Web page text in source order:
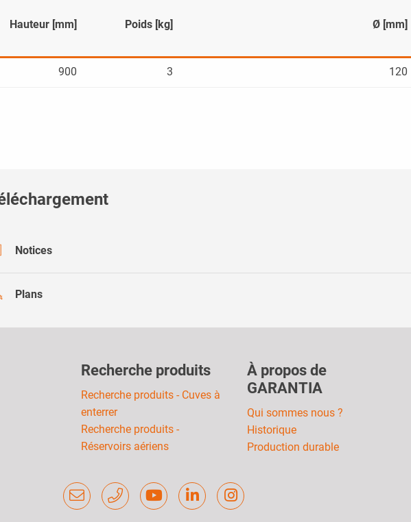
Hauteur [mm]
900
Poids [kg] Ø [mm]
3 120
Notices
Plans
Recherche produits
Recherche produits - Cuves à
enterrer
Recherche produits -
Réservoirs aériens
À propos de
GARANTIA
Qui sommes nous ?
Historique
Production durable